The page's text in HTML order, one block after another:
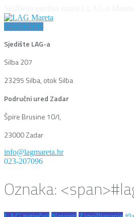
IZBORNIK
Sjedište LAG-a
Silba 207
23295 Silba, otok Silba
Područni ured Zadar
Špire Brusine 10/I,
23000 Zadar
info@lagmareta.hr
023-207096
Oznaka: